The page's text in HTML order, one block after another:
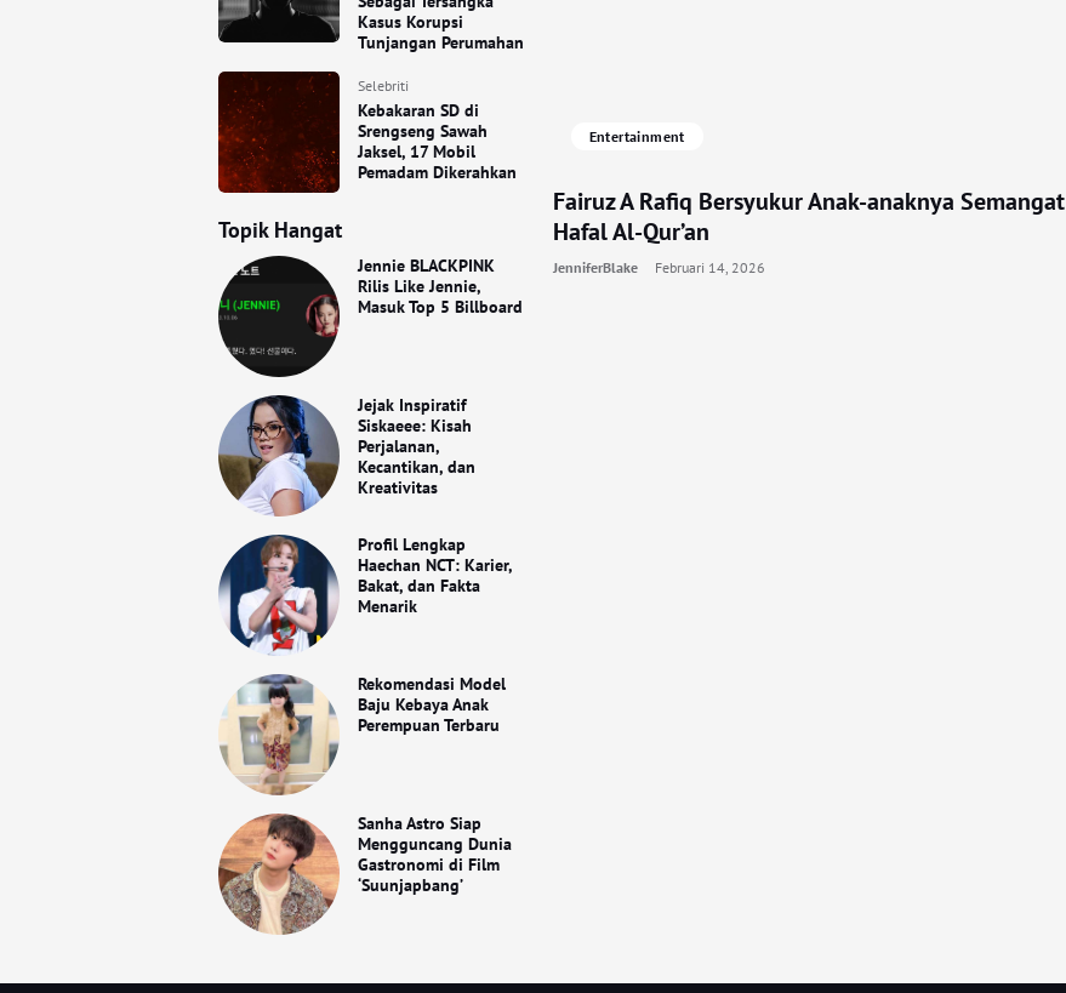
Kasus Korupsi
Tunjangan Perumahan
Selebriti
Kebakaran SD di
Srengseng Sawah
Jaksel, 17 Mobil
Pemadam Dikerahkan
Topik Hangat
Jennie BLACKPINK
Rilis Like Jennie,
Masuk Top 5 Billboard
Jejak Inspiratif
Siskaeee: Kisah
Perjalanan,
Kecantikan, dan
Kreativitas
Profil Lengkap
Haechan NCT: Karier,
Bakat, dan Fakta
Menarik
Rekomendasi Model
Baju Kebaya Anak
Perempuan Terbaru
Sanha Astro Siap
Mengguncang Dunia
Gastronomi di Film
‘Suunjapbang’
Entertainment
Fairuz A Rafiq Bersyukur Anak-anaknya Semangat
Hafal Al-Qur’an
JenniferBlake Februari 14, 2026